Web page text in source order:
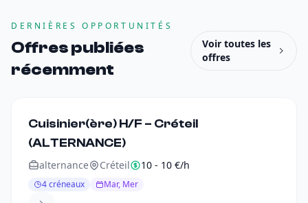
DERNIÈRES OPPORTUNITÉS
Offres publiées
récemment
Voir toutes les
offres
Cuisinier(ère) H/F – Créteil
(ALTERNANCE)
alternance Créteil 10 - 10 €/h
4 créneaux Mar, Mer